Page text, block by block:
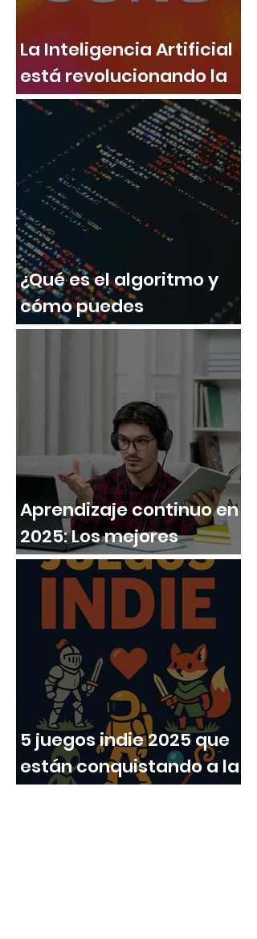
La Inteligencia Artificial
está revolucionando la
música: descubre Suno
¿Qué es el algoritmo y
cómo puedes
aprovecharlo a tu favor?
Aprendizaje continuo en
2025: Los mejores
recursos gratuitos para
capacitarte en línea
5 juegos indie 2025 que
están conquistando a la
Gen Z